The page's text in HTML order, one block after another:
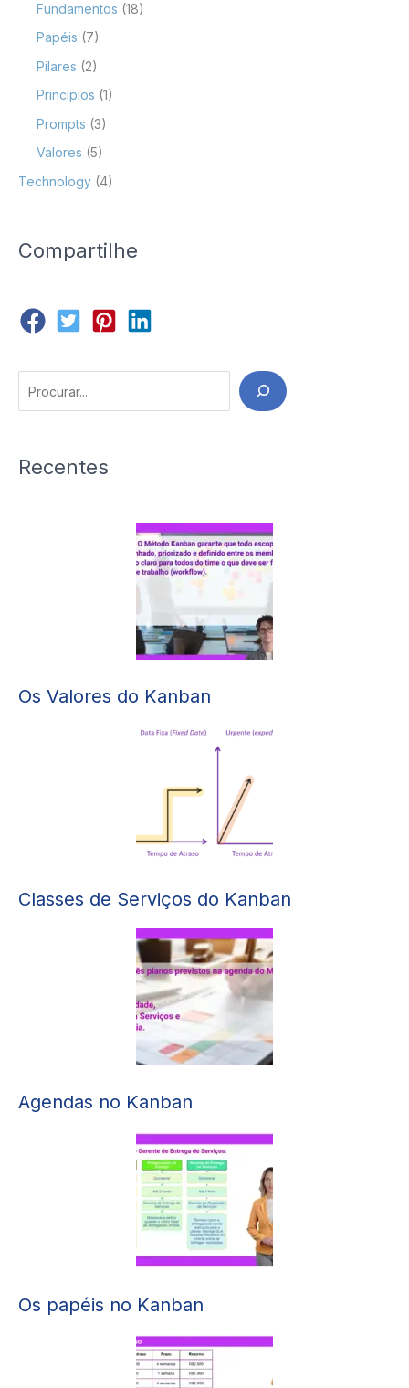
Fundamentos (18)
Papéis (7)
Pilares (2)
Princípios (1)
Prompts (3)
Valores (5)
Technology (4)
Compartilhe
Search
Recentes
Os Valores do Kanban
Classes de Serviços do Kanban
Agendas no Kanban
Os papéis no Kanban